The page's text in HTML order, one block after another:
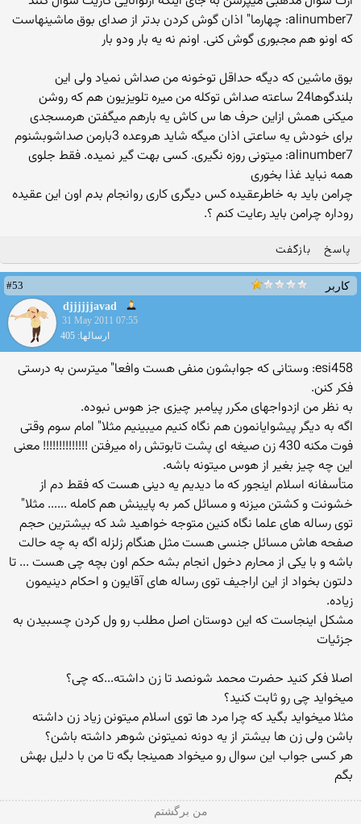
alinumber7: چهارما" اذان گوش كردن بدتر از صدای بوق ماشینهاست
كه اونو هم مجبوری گوش كنی. اونم نه یه بار ودو بار
بوق ماشین که دیگه حداقل توخونه من صداش نمیاد ولی این
بلندگوها24 ساعته صداش توکله من میره تلویزیون هم که روشن
میکنی همش ازاین حرف ها س کاش یه بارهم میگفتن هرمسجدی
برای خودش یه ساعتی اذان میگه شاید هروعده 3بارمن صداشوبشنوم
alinumber7: میتونی روزه نگیری. كسی بهت گیر نمیده. فقط جلوی
همه نباید غذا بخوری
چرامن باید به خاطرعقیده کس دیگری کاری روانجام بدم اون این عقیده
روداره چرامن باید رعایت کنم ؟.
پاسخ بازگفت
کاربر
#53
djjjjjjavad
31 May 2011 07:55
ارسالها: 405
esi458: وستانی که جوابشون منفی هست وافعا" میترسن به درستی
فکر کنن.
به نظر من ازدواجهای مکرر پیامبر چیزی جز هوس نبوده.
اگه به دیگر پیشوایانمون هم نگاه کنیم میبینیم مثلا" امام سوم وقتی
فوت مکنه 430 زن صیغه ای پشت تابوتش راه میرفتن !!!!!!!!!!!!!! معنی
این چه چیز بغیر از هوس میتونه باشه.
متأسفانه اسلام اینجور که ما دیدیم یه دینی هست که فقط دم از
خشونت و کشتن میزنه و مسائل کمر به پایینش هم کامله ...... مثلا"
توی رساله های علما نگاه کنین متوجه خواهید شد که بیشترین حجم
صفحه هاش مسائل جنسی هست مثل هنگام زلزله اگه به چه حالت
باشه و با یکی از محارم دخول انجام بشه حکم اون بچه چی هست ... تا
دلتون بخواد از این اراجیف توی رساله های آقایون و احکام دینیمون
زیاده.
مشکل اینجاست که این دوستان اصل مطلب رو ول کردن چسبیدن به
جزئیات
اصلا فکر کنید حضرت محمد شونصد تا زن داشته...که چی؟
میخواید چی رو ثابت کنید؟
مثلا میخواید بگید که چرا مرد ها توی اسلام میتونن زیاد زن داشته
باشن ولی زن ها بیشتر از یه دونه نمیتونن شوهر داشته باشن؟
هر کسی جواب این سوال رو میخواد همینجا بگه تا من با دلیل بهش
بگم
من برگشتم